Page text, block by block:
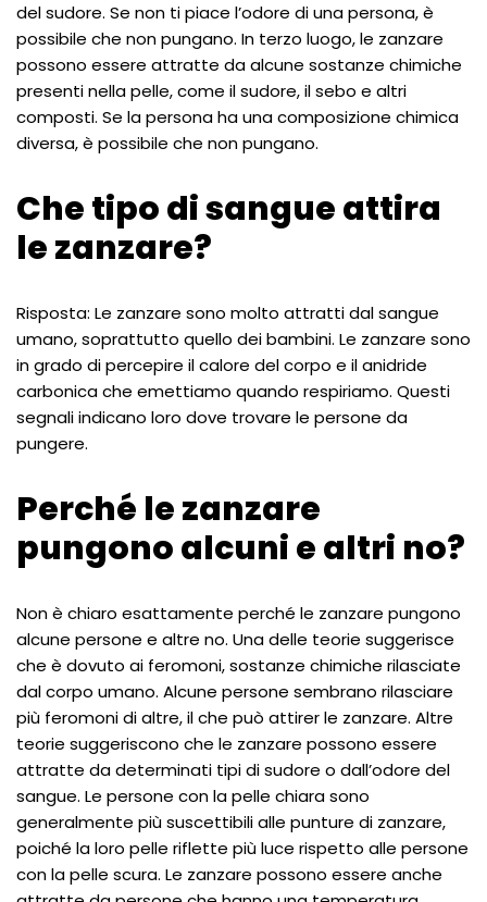
del sudore. Se non ti piace l’odore di una persona, è
possibile che non pungano. In terzo luogo, le zanzare
possono essere attratte da alcune sostanze chimiche
presenti nella pelle, come il sudore, il sebo e altri
composti. Se la persona ha una composizione chimica
diversa, è possibile che non pungano.
Che tipo di sangue attira
le zanzare?
Risposta: Le zanzare sono molto attratti dal sangue
umano, soprattutto quello dei bambini. Le zanzare sono
in grado di percepire il calore del corpo e il anidride
carbonica che emettiamo quando respiriamo. Questi
segnali indicano loro dove trovare le persone da
pungere.
Perché le zanzare
pungono alcuni e altri no?
Non è chiaro esattamente perché le zanzare pungono
alcune persone e altre no. Una delle teorie suggerisce
che è dovuto ai feromoni, sostanze chimiche rilasciate
dal corpo umano. Alcune persone sembrano rilasciare
più feromoni di altre, il che può attirer le zanzare. Altre
teorie suggeriscono che le zanzare possono essere
attratte da determinati tipi di sudore o dall’odore del
sangue. Le persone con la pelle chiara sono
generalmente più suscettibili alle punture di zanzare,
poiché la loro pelle riflette più luce rispetto alle persone
con la pelle scura. Le zanzare possono essere anche